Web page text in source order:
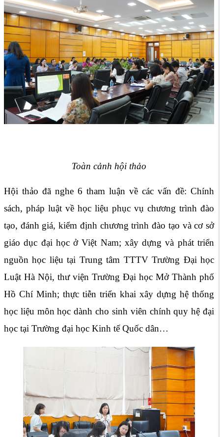
Toàn cảnh hội thảo
Hội thảo đã nghe 6 tham luận về các vấn đề: Chính
sách, pháp luật về học liệu phục vụ chương trình đào
tạo, đánh giá, kiểm định chương trình đào tạo và cơ sở
giáo dục đại học ở Việt Nam; xây dựng và phát triển
nguồn học liệu tại Trung tâm TTTV Trường Đại học
Luật Hà Nội, thư viện Trường Đại học Mở Thành phố
Hồ Chí Minh; thực tiễn triển khai xây dựng hệ thống
học liệu môn học dành cho sinh viên chính quy hệ đại
học tại Trường đại học Kinh tế Quốc dân…